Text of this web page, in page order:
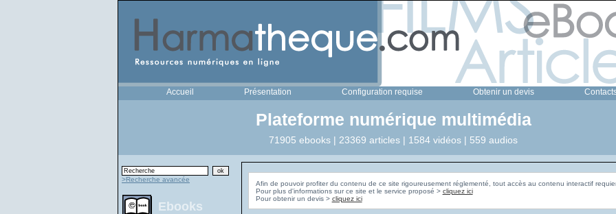
Accueil Présentation Configuration requise Obtenir un devis
Plateforme numérique multimédia
71905 ebooks | 23369 articles | 1584 vidéos | 559 audios
>Recherche avancée
Ebooks
Afin de pouvoir profiter du contenu de ce site rigoureusement réglementé, tout accès au contenu interactif
Pour plus d'informations sur ce site et le service proposé > cliquez ici
Pour obtenir un devis > cliquez ici